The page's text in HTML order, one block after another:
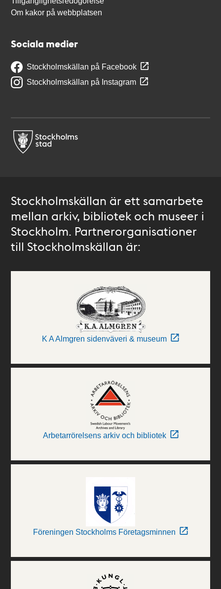
Om kakor på webbplatsen
Sociala medier
Stockholmskällan på Facebook
Stockholmskällan på Instagram
Stockholmskällan är ett samarbete
mellan arkiv, bibliotek och museer i
Stockholm. Partnerorganisationer
till Stockholmskällan är:
K A Almgren sidenväveri & museum
Arbetarrörelsens arkiv och bibliotek
Föreningen Stockholms Företagsminnen